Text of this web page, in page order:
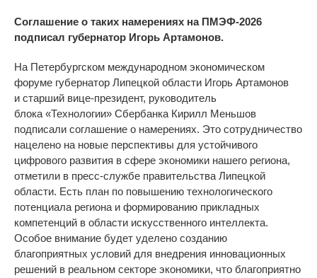
Соглашение о таких намерениях на ПМЭФ-2026
подписал губернатор Игорь Артамонов.
На Петербургском международном экономическом
форуме губернатор Липецкой области Игорь Артамонов
и старший вице-президент, руководитель
блока «Технологии» Сбербанка Кирилл Меньшов
подписали соглашение о намерениях. Это сотрудничество
нацелено на новые перспективы для устойчивого
цифрового развития в сфере экономики нашего региона,
отметили в пресс-службе правительства Липецкой
области. Есть план по повышению технологического
потенциала региона и формированию прикладных
компетенций в области искусственного интеллекта.
Особое внимание будет уделено созданию
благоприятных условий для внедрения инновационных
решений в реальном секторе экономики, что благоприятно